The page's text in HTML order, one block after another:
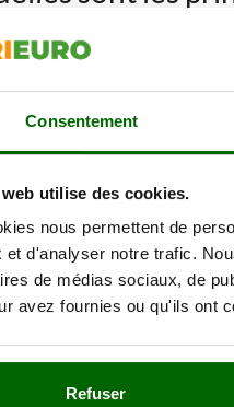
Consentement
utilise des cookies.
nous permettent de
et d'analyser notre trafic.
de médias sociaux, de
avez fournies ou qu'ils ont
Refuser
en quatre catégories :
batterie
en chargeant la batterie
l'opérateur. En effet, les
sont fournies.
électriques avec batterie
batterie à dos
dans cette catégorie se
produits semi-professionnels